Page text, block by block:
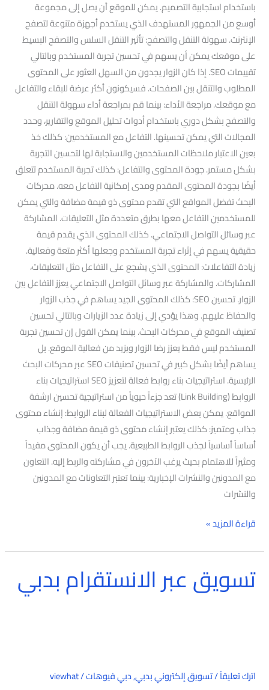
باستخدام استجابية التصميم. يمكن للموقع أن يصل إلى مجموعة
أوسع من الجمهور المستهدف الذي يستخدم أجهزة متنوعة لتصفح
الإنترنت. سهولة التنقل والتصفح: تأثير التنقل السلس والتصفح البسيط
على موقعك يمكن أن يسهم في تحسين تجربة المستخدم وبالتالي
تقييمات SEO. إذا كان الزوار يجدون من السهل العثور على المحتوى
المطلوب والتنقل بين الصفحات. فسيكونون أكثر عرضة للبقاء والتفاعل
مع موقعك. مراجعة الأداء: بينما قم بمراجعة أداء سهولة التنقل
والتصفح بشكل دوري باستخدام أدوات تحليل الموقع والتقارير، وحدد
المجالات التي يمكن تحسينها. التفاعل مع المستخدمين: كذلك خذ
بعين الاعتبار ملاحظات المستخدمين والاستجابة لها لتحسين التجربة
بشكل مستمر. جودة المحتوى والتفاعل: كذلك تجربة المستخدم تتعلق
أيضًا بجودة المحتوى المقدم ومدى إمكانية التفاعل معه. محركات
البحث تفضل المواقع التي تقدم محتوى ذو قيمة مضافة والتي يمكن
للمستخدمين التفاعل معها بطرق متعددة مثل التعليقات. المشاركة
عبر وسائل التواصل الاجتماعي. كذلك المحتوى الذي يقدم قيمة
حقيقية يسهم في إثراء تجربة المستخدم وجعلها أكثر متعة وفعالية.
زيادة التفاعلات: المحتوى الذي يشجع على التفاعل مثل التعليقات،
المشاركات. والمشاركة عبر وسائل التواصل الاجتماعي يعزز التفاعل بين
الزوار. تحسين SEO: كذلك المحتوى الجيد يساهم في جذب الزوار
والحفاظ عليهم. وهذا يؤدي إلى زيادة عدد الزيارات وبالتالي تحسين
تصنيف الموقع في محركات البحث. بينما يمكن القول إن تحسين تجربة
المستخدم ليس فقط يعزز رضا الزوار ويزيد من فعالية الموقع. بل
يساهم أيضًا بشكل كبير في تحسين تصنيفات SEO عبر محركات البحث
الرئيسية. استراتيجيات بناء روابط فعالة لتعزيز SEO استراتيجيات بناء
الروابط (Link Building) تعد جزءاً حيوياً من استراتيجية تحسين ارشفة
المواقع. يمكن بعض الاستراتيجيات الفعالة لبناء الروابط: إنشاء محتوى
جذاب ومتميز: كذلك يعتبر إنشاء محتوى ذو قيمة مضافة وجذاب
أساساً أساسياً لجذب الروابط الطبيعية. يجب أن يكون المحتوى مفيداً
ومثيراً للاهتمام بحيث يرغب الآخرون في مشاركته والربط إليه. التعاون
مع المدونين والنشرات الإخبارية: بينما تعتبر التعاونات مع المدونين
والنشرات
قراءة المزيد »
تسويق عبر الانستقرام بدبي
اترك تعليقاً/تسويق إلكتروني بدبي,دبي فيوهات/
viewhat
تسويق
عبر